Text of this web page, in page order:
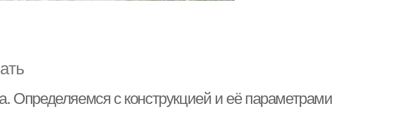
Определяемся с конструкцией и её параметрами